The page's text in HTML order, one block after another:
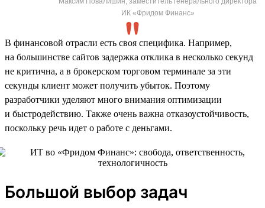
ИК «Фридом Финанс»
В финансовой отрасли есть своя специфика. Например,
на большинстве сайтов задержка отклика в несколько секунд
не критична, а в брокерском торговом терминале за эти
секунды клиент может получить убыток. Поэтому
разработчики уделяют много внимания оптимизации
и быстродействию. Также очень важна отказоустойчивость,
поскольку речь идет о работе с деньгами.
Большой выбор задач